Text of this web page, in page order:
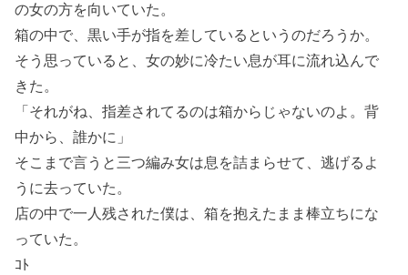
の女の方を向いていた。
箱の中で、黒い手が指を差しているというのだろうか。
そう思っていると、女の妙に冷たい息が耳に流れ込んで
きた。
「それがね、指差されてるのは箱からじゃないのよ。背
中から、誰かに」
そこまで言うと三つ編み女は息を詰まらせて、逃げるよ
うに去っていた。
店の中で一人残された僕は、箱を抱えたまま棒立ちにな
っていた。
ｺﾄ